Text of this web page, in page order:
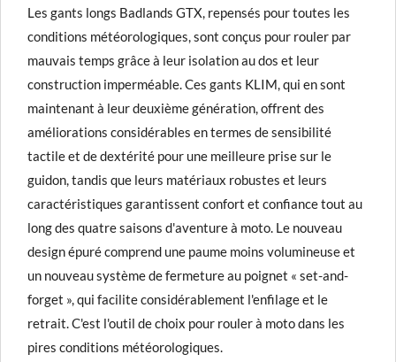
Les gants longs Badlands GTX, repensés pour toutes les
conditions météorologiques, sont conçus pour rouler par
mauvais temps grâce à leur isolation au dos et leur
construction imperméable. Ces gants KLIM, qui en sont
maintenant à leur deuxième génération, offrent des
améliorations considérables en termes de sensibilité
tactile et de dextérité pour une meilleure prise sur le
guidon, tandis que leurs matériaux robustes et leurs
caractéristiques garantissent confort et confiance tout au
long des quatre saisons d'aventure à moto. Le nouveau
design épuré comprend une paume moins volumineuse et
un nouveau système de fermeture au poignet « set-and-
forget », qui facilite considérablement l'enfilage et le
retrait. C'est l'outil de choix pour rouler à moto dans les
pires conditions météorologiques.